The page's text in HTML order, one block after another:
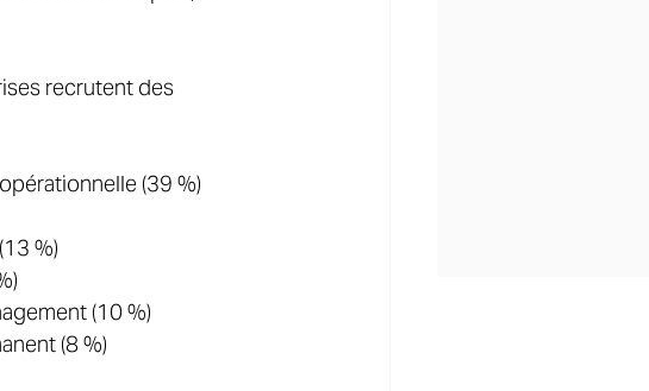
recrutent des
(39 %)
%)
(10 %)
(8 %)